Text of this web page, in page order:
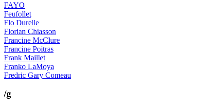
FAYO
Feufollet
Flo Durelle
Florian Chiasson
Francine McClure
Francine Poitras
Frank Maillet
Franko LaMoya
Fredric Gary Comeau
/g